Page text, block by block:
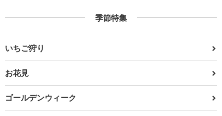
季節特集
いちご狩り
お花見
ゴールデンウィーク